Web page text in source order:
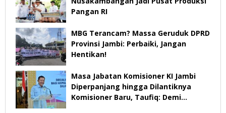
Pangan RI
MBG Terancam? Massa Geruduk DPRD
Provinsi Jambi: Perbaiki, Jangan
Hentikan!
Masa Jabatan Komisioner KI Jambi
Diperpanjang hingga Dilantiknya
Komisioner Baru, Taufiq: Demi